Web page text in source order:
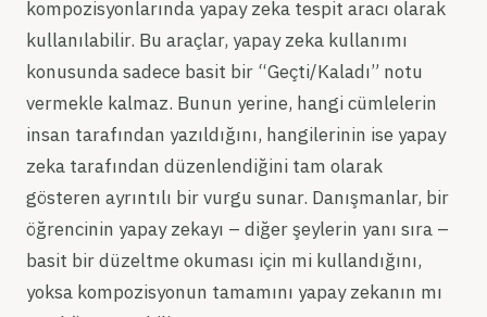
kompozisyonlarında yapay zeka tespit aracı olarak
kullanılabilir. Bu araçlar, yapay zeka kullanımı
konusunda sadece basit bir “Geçti/Kaladı” notu
vermekle kalmaz. Bunun yerine, hangi cümlelerin
insan tarafından yazıldığını, hangilerinin ise yapay
zeka tarafından düzenlendiğini tam olarak
gösteren ayrıntılı bir vurgu sunar. Danışmanlar, bir
öğrencinin yapay zekayı – diğer şeylerin yanı sıra –
basit bir düzeltme okuması için mi kullandığını,
yoksa kompozisyonun tamamını yapay zekanın mı